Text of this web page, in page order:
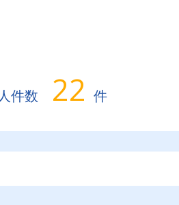
件数 22 件